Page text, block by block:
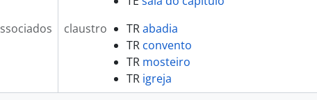
claustro TRabadia
TR convento
TR mosteiro
TR igreja